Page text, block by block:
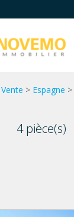
Vente > Espagne >
4 pièce(s)